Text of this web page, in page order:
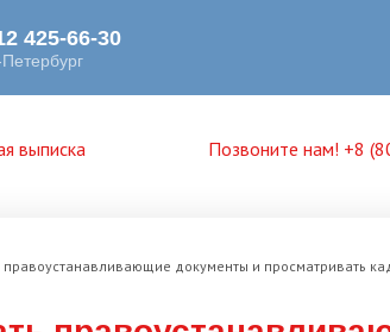
выписка Позвоните нам! +8
правоустанавливающие документы и просматривать